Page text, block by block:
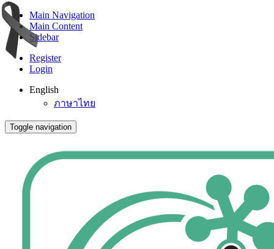
Main Navigation
Main Content
Sidebar
Register
Login
English
ภาษาไทย
Toggle navigation